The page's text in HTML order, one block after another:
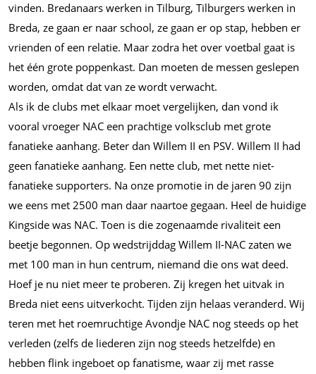
vinden. Bredanaars werken in Tilburg, Tilburgers werken in
Breda, ze gaan er naar school, ze gaan er op stap, hebben er
vrienden of een relatie. Maar zodra het over voetbal gaat is
het één grote poppenkast. Dan moeten de messen geslepen
worden, omdat dat van ze wordt verwacht.
Als ik de clubs met elkaar moet vergelijken, dan vond ik
vooral vroeger NAC een prachtige volksclub met grote
fanatieke aanhang. Beter dan Willem II en PSV. Willem II had
geen fanatieke aanhang. Een nette club, met nette niet-
fanatieke supporters. Na onze promotie in de jaren 90 zijn
we eens met 2500 man daar naartoe gegaan. Heel de huidige
Kingside was NAC. Toen is die zogenaamde rivaliteit een
beetje begonnen. Op wedstrijddag Willem II-NAC zaten we
met 100 man in hun centrum, niemand die ons wat deed.
Hoef je nu niet meer te proberen. Zij kregen het uitvak in
Breda niet eens uitverkocht. Tijden zijn helaas veranderd. Wij
teren met het roemruchtige Avondje NAC nog steeds op het
verleden (zelfs de liederen zijn nog steeds hetzelfde) en
hebben flink ingeboet op fanatisme, waar zij met rasse